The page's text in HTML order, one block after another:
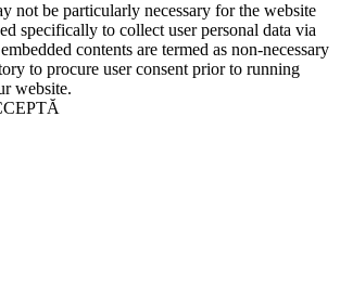
not be particularly necessary for the website
specifically to collect user personal data via
contents are termed as non-necessary
to procure user consent prior to running
website.